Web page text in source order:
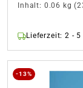
Inhalt: 0.06 kg
Lieferzeit: 2 -
-13%